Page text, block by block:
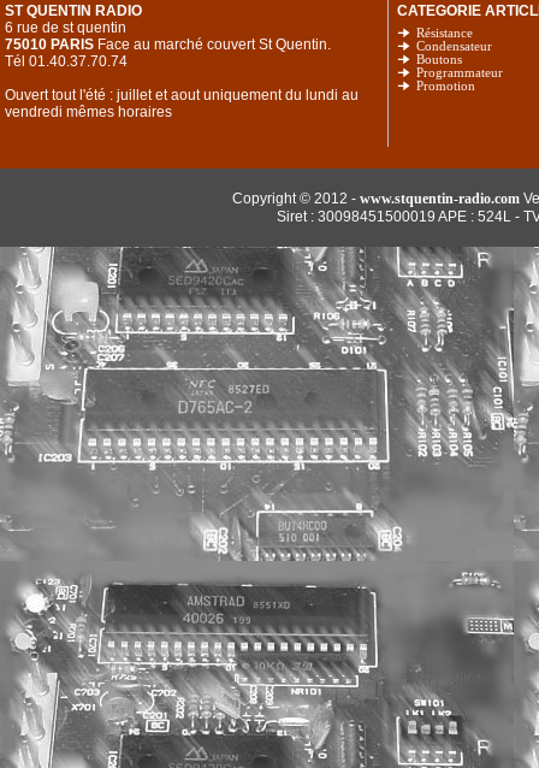
ST QUENTIN RADIO
6 rue de st quentin
75010 PARIS Face au marché couvert St Quentin.
Tél 01.40.37.70.74
Ouvert tout l'été : juillet et aout uniquement du lundi au
vendredi mêmes horaires
CATEGORIE
Résistance
Condensateur
Boutons
Programmateur
Promotion
Copyright © 2012 - www.stquentin-radio.com
Siret : 30098451500019 APE : 524L -